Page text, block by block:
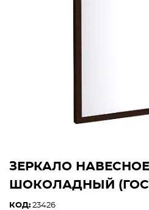
ЗЕРКАЛО
ШОКОЛАДНЫЙ
КОД: 23426